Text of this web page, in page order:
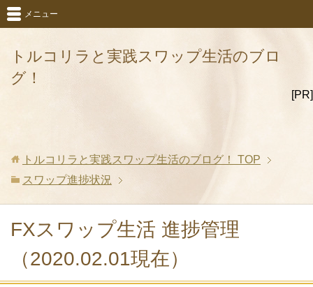
トルコリラと実践スワップ生活のブロ
グ！
[PR]
メニュー
トルコリラと実践スワップ生活のブログ！
TOP
スワップ進捗状況
FXスワップ生活 進捗管理
（2020.02.01現在）